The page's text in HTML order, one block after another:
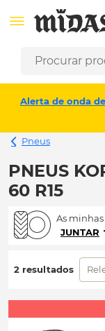
Alerta de onda
Pneus
PNEUS
60 R15
As
JUNTAR
2 resultados